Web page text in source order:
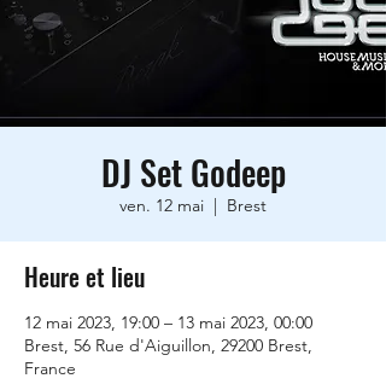
DJ Set Godeep
ven. 12 mai
  |
Brest
Heure et lieu
12 mai 2023, 19:00 – 13 mai 2023, 00:00
Brest, 56 Rue d'Aiguillon, 29200 Brest,
France